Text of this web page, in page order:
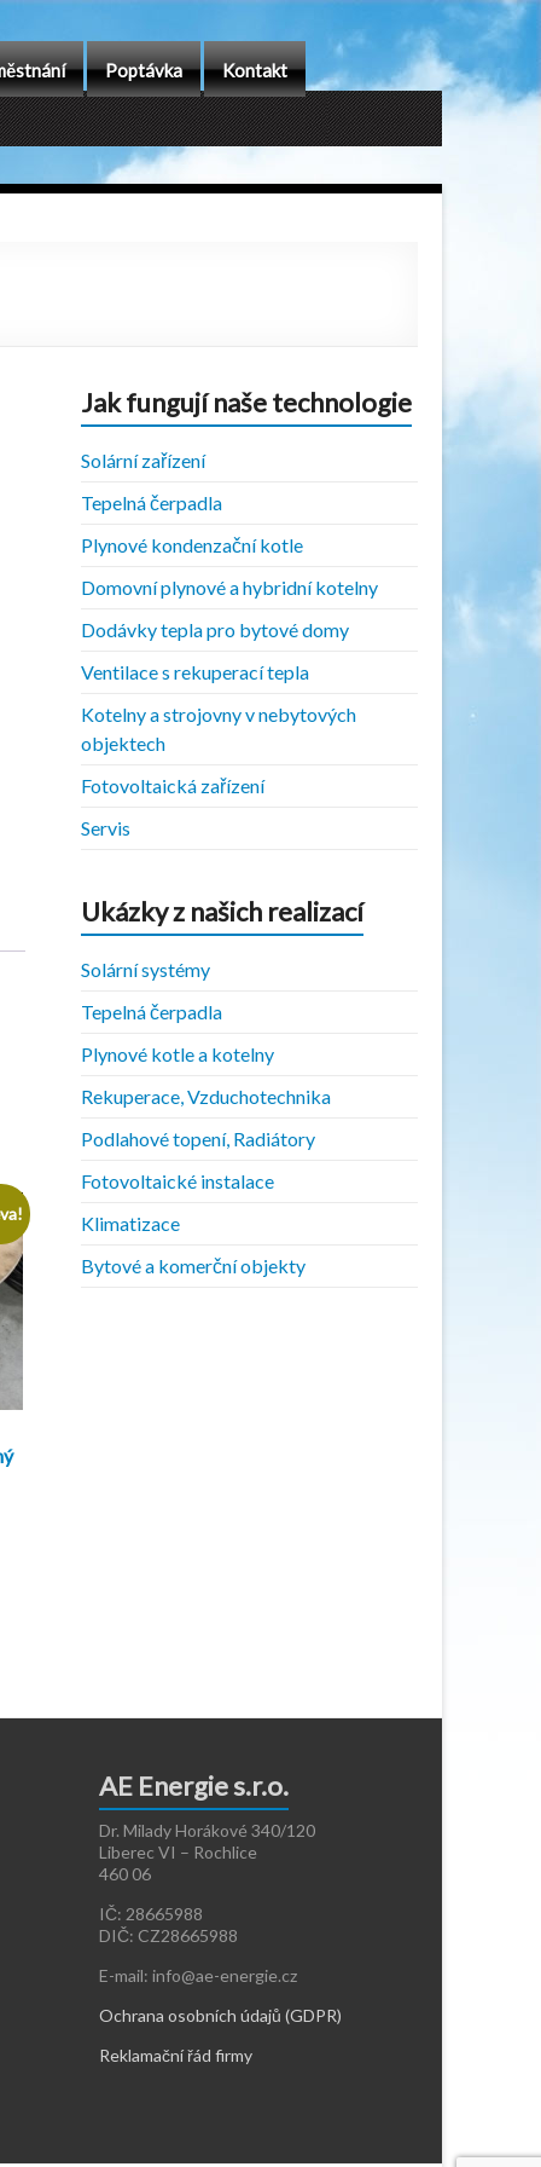
Poptávka Kontakt
Jak fungují naše technologie
Solární zařízení
Tepelná čerpadla
Plynové kondenzační kotle
Domovní plynové a hybridní kotelny
Dodávky tepla pro bytové domy
Ventilace s rekuperací tepla
Kotelny a strojovny v nebytových
objektech
Fotovoltaická zařízení
Servis
Ukázky z našich realizací
Solární systémy
Tepelná čerpadla
Plynové kotle a kotelny
Rekuperace, Vzduchotechnika
Podlahové topení, Radiátory
Fotovoltaické instalace
Klimatizace
Bytové a komerční objekty
AE Energie s.r.o.
Dr. Milady Horákové 340/120
Liberec VI – Rochlice
460 06
IČ: 28665988
DIČ: CZ28665988
E-mail: info@ae-energie.cz
Ochrana osobních údajů (GDPR)
Reklamační řád firmy